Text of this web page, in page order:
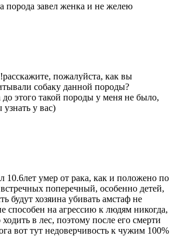
порода завел женка и не желею
пожалуйста, как вы
собаку данной породы?
этого такой породы у меня не было,
узнать у вас)
10.6лет умер от рака, как и положено по
поперечный, особенно детей,
будут хозяина убивать амстаф не
способен на агрессию к людям никогда,
в лес, поэтому после его смерти
вот тут недоверчивость к чужим 100%